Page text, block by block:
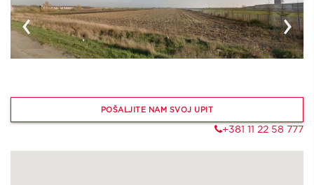
‹ ›
POŠALJITE NAM SVOJ UPIT
+381 11 22 58 777